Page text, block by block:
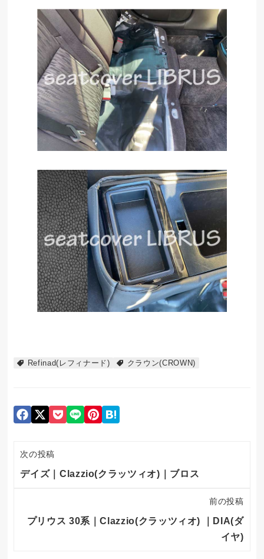
Refinad(レフィナード) クラウン(CROWN)
次の投稿
デイズ｜Clazzio(クラッツィオ)｜ブロス
前の投稿
プリウス 30系｜Clazzio(クラッツィオ) ｜DIA(ダ
イヤ)